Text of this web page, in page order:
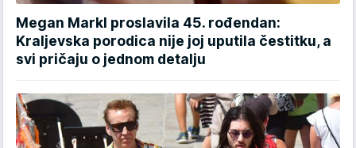
Megan Markl proslavila 45. rođendan:
Kraljevska porodica nije joj uputila čestitku, a
svi pričaju o jednom detalju